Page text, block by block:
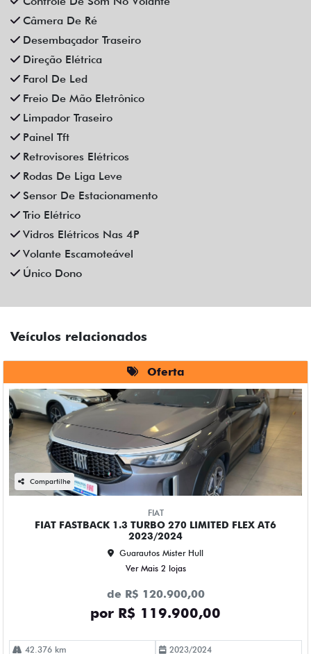
Câmera De Ré
Desembaçador Traseiro
Direção Elétrica
Farol De Led
Freio De Mão Eletrônico
Limpador Traseiro
Painel Tft
Retrovisores Elétricos
Rodas De Liga Leve
Sensor De Estacionamento
Trio Elétrico
Vidros Elétricos Nas 4P
Volante Escamoteável
Único Dono
Veículos relacionados
Oferta
Compartilhe
FIAT
FIAT FASTBACK 1.3 TURBO 270 LIMITED FLEX AT6
2023/2024
Guarautos Mister Hull
Ver Mais 2 lojas
de R$ 120.900,00
por R$ 119.900,00
42.376 km 2023/2024